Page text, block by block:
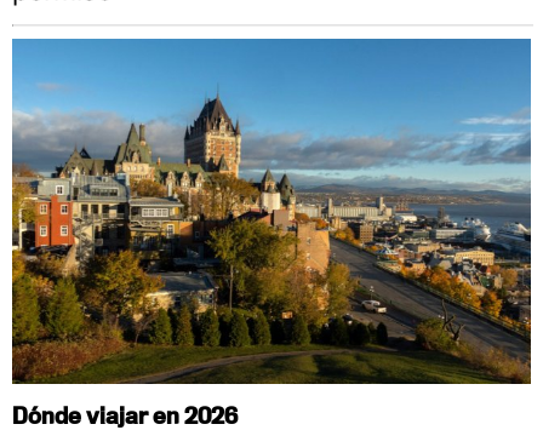
Dónde viajar en 2026